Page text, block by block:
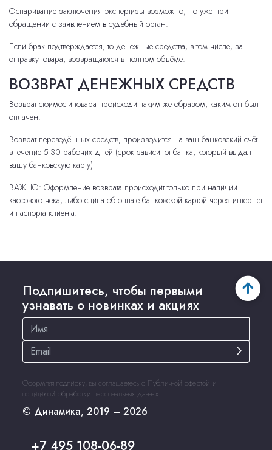
Оспаривание заключения экспертизы возможно, но уже при
обращении с заявлением в судебный орган.
Если брак подтверждается, то денежные средства, в том числе, за
отправку товара, возвращаются в полном объёме.
ВОЗВРАТ ДЕНЕЖНЫХ СРЕДСТВ
Возврат стоимости товара происходит таким же образом, каким он был
оплачен.
Возврат переведённых средств, производится на ваш банковский счёт
в течение 5-30 рабочих дней (срок зависит от банка, который выдал
вашу банковскую карту)
ВАЖНО: Оформление возврата происходит только при наличии
кассового чека, либо слипа об оплате банковской картой через интернет
и паспорта клиента.
Подпишитесь, чтобы первыми
узнавать о новинках и акциях
Оформляя подписку, вы соглашаетесь с Публичной офертой и
политикой обработки персональных данных
© Динамика, 2019 – 2026
+7 495 108-06-89